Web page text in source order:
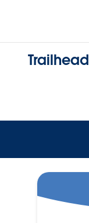
Trailhead